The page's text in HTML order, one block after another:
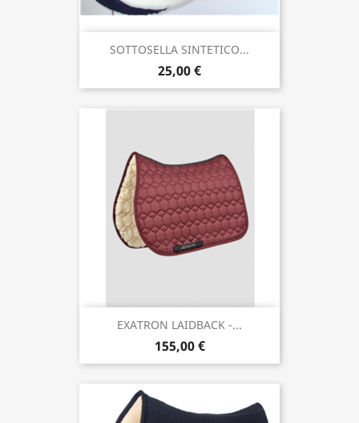
SOTTOSELLA SINTETICO...
25,00 €
EXATRON LAIDBACK -...
155,00 €